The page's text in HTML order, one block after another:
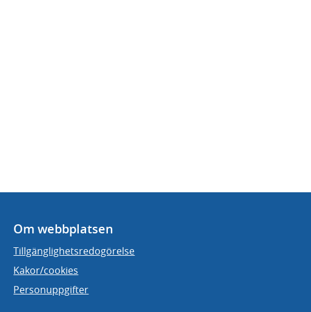
Om webbplatsen
Tillgänglighetsredogörelse
Kakor/cookies
Personuppgifter